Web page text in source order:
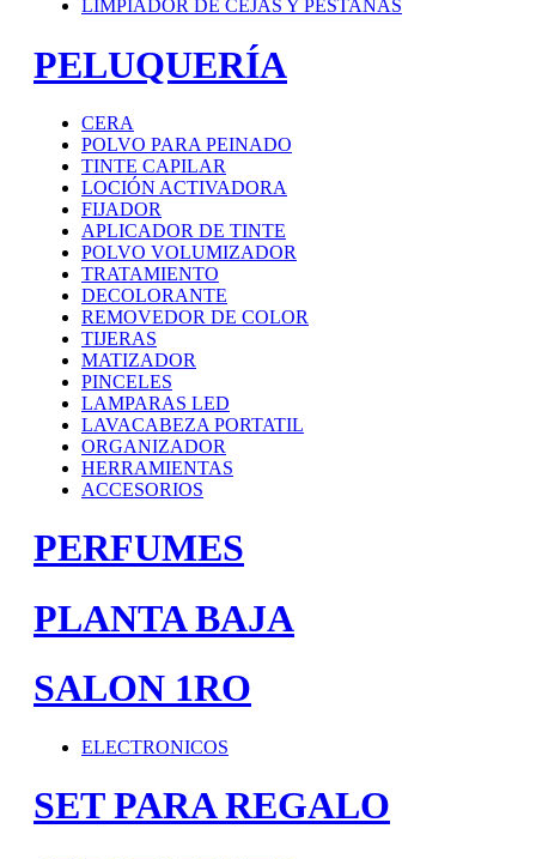
LIMPIADOR DE CEJAS Y PESTAÑAS
PELUQUERÍA
CERA
POLVO PARA PEINADO
TINTE CAPILAR
LOCIÓN ACTIVADORA
FIJADOR
APLICADOR DE TINTE
POLVO VOLUMIZADOR
TRATAMIENTO
DECOLORANTE
REMOVEDOR DE COLOR
TIJERAS
MATIZADOR
PINCELES
LAMPARAS LED
LAVACABEZA PORTATIL
ORGANIZADOR
HERRAMIENTAS
ACCESORIOS
PERFUMES
PLANTA BAJA
SALON 1RO
ELECTRONICOS
SET PARA REGALO